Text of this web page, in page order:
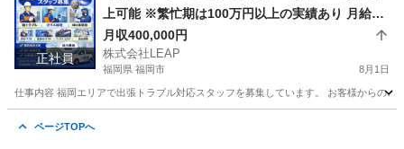
正社員
上可能 ※繁忙期は100万円以上の実績あり 月給25
万円＋歩合 頑張り次第で高収入も可能
月収400,000円
株式会社LEAP
福岡県 福岡市 8月1日
仕事内容 福岡エリアで出張トラブル対応スタッフを募集しています。 お客様からの
ページTOPへ